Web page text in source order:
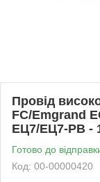
Провід
FC/Emgrand
ЕЦ7/ЕЦ7-РВ -
Готово до
Код: 00-00000420